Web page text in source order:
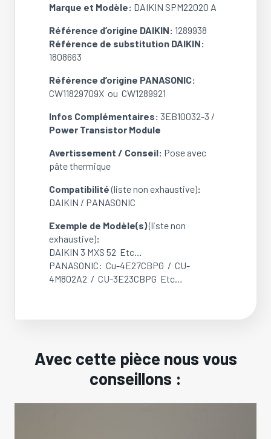
Marque et Modèle: DAIKIN SPM22020 A
Référence d’origine DAIKIN: 1289938
Référence de substitution DAIKIN:
1808663
Référence d’origine PANASONIC:
CW11829709X ou CW1289921
Infos Complémentaires: 3EB10032-3 /
Power Transistor Module
Avertissement / Conseil: Pose avec
pâte thermique
Compatibilité(liste non exhaustive):
DAIKIN / PANASONIC
Exemple de Modèle(s)(liste non
exhaustive):
DAIKIN 3 MXS 52 Etc…
PANASONIC: Cu-4E27CBPG / CU-
4M802A2 / CU-3E23CBPG Etc…
Avec cette pièce nous vous
conseillons :